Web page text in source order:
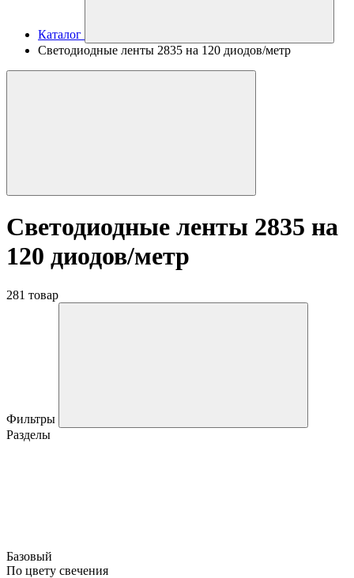
Каталог
Светодиодные ленты 2835 на 120 диодов/метр
Светодиодные ленты 2835 на
120 диодов/метр
281 товар
Фильтры
Разделы
Базовый
По цвету свечения